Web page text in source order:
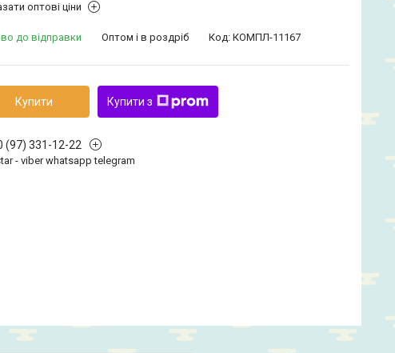
оптові ціни
до відправки Оптом і в роздріб Код: КОМПЛ-11167
Купити Купити з
(97) 331-12-22
- viber whatsapp telegram